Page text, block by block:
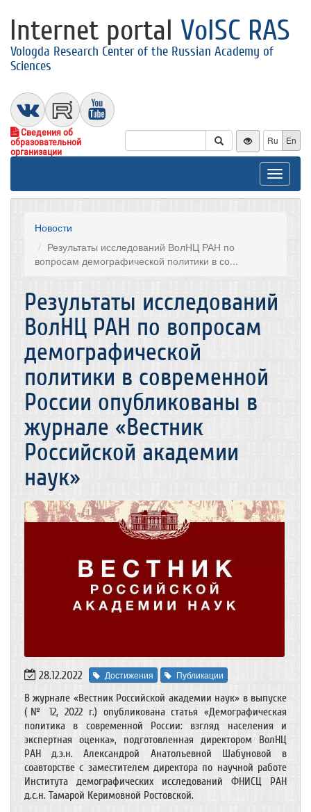
Internet portal VolSC RAS
Vologda Research Center of the Russian Academy of
Sciences
Сведения об
образовательной
организации
Ru En
Toggle
Новости
Результаты исследований ВолНЦ РАН по
вопросам демографической политики в со...
Результаты исследований
ВолНЦ РАН по вопросам
демографической
политики в современной
России опубликованы в
журнале «Вестник
Российской академии
наук»
28.12.2022 Достижения Публикации
В журнале «Вестник Российской академии наук» в выпуске
(№ 12, 2022 г.) опубликована статья «Демографическая
политика в современной России: взгляд населения и
экспертная оценка», подготовленная директором ВолНЦ
РАН д.э.н. Александрой Анатольевной Шабуновой в
соавторстве с заместителем директора по научной работе
Института демографических исследований ФНИСЦ РАН
д.с.н. Тамарой Керимовной Ростовской.